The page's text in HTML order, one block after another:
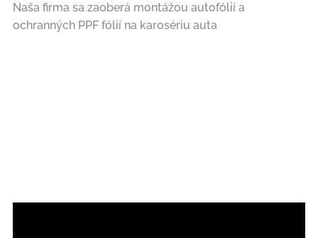
Naša firma sa zaoberá montážou autofólií a
ochranných PPF fólií na karosériu auta